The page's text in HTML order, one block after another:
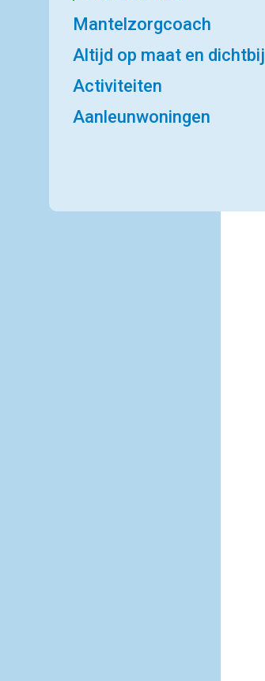
Mantelzorgcoach
Altijd op maat en dichtbij
Activiteiten
Aanleunwoningen